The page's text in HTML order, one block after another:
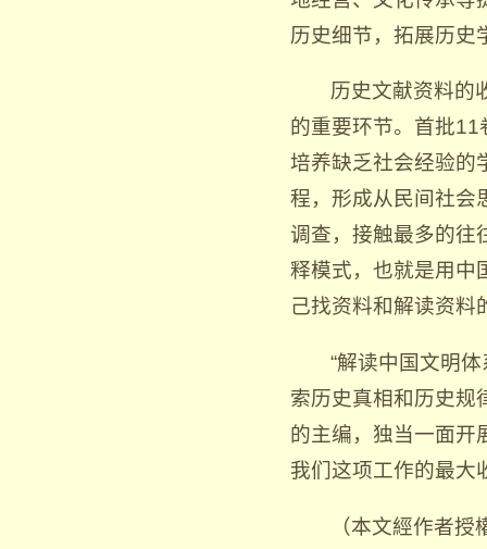
历史细节，拓展历史
历史文献资料的
的重要环节。首批
培养缺乏社会经验的
程，形成从民间社会
调查，接触最多的往
释模式，也就是用中
己找资料和解读资料
“解读中国文明
索历史真相和历史规
的主编，独当一面开
我们这项工作的最大
（本文經作者